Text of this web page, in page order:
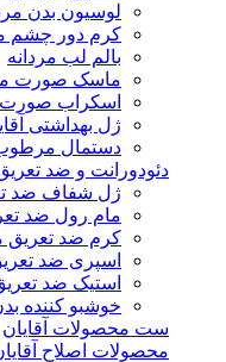
لوسیون بدن
کرم دور چشم
بالم لب مردانه
ماسک صورت
اسکراب صورت
ژل بهداشتی
دستمال
دئودورانت و ضد تعریق
ژل شفاف ضد
مام رول ضد
کرم ضد تعریق
اسپری ضد
استیک ضد
خوشبو کننده
ست محصولات آقایان
محصولات اصلاح